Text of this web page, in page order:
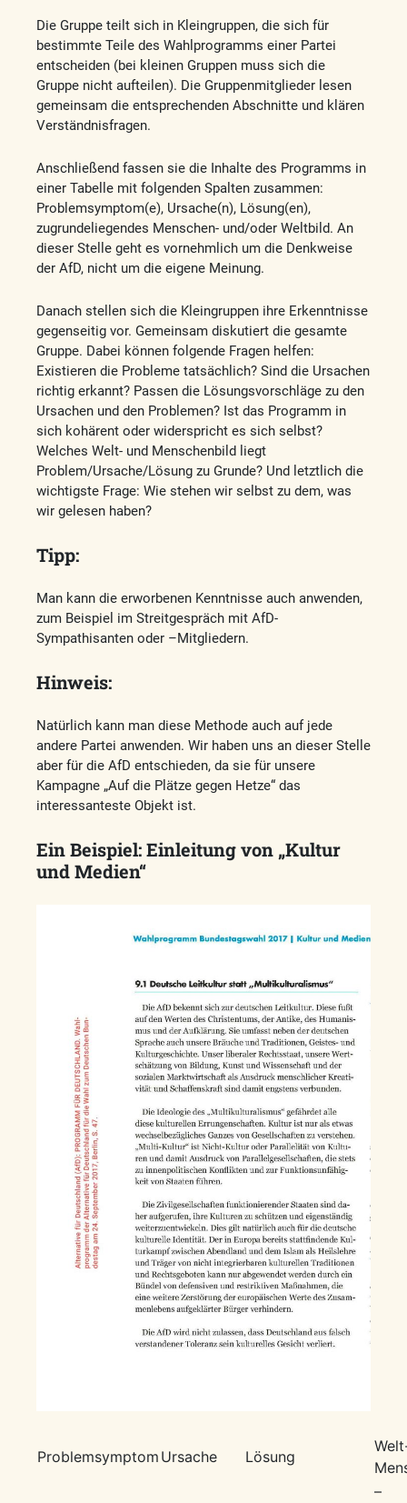
Die Gruppe teilt sich in Kleingruppen, die sich für
bestimmte Teile des Wahlprogramms einer Partei
entscheiden (bei kleinen Gruppen muss sich die
Gruppe nicht aufteilen). Die Gruppenmitglieder lesen
gemeinsam die entsprechenden Abschnitte und klären
Verständnisfragen.
Anschließend fassen sie die Inhalte des Programms in
einer Tabelle mit folgenden Spalten zusammen:
Problemsymptom(e), Ursache(n), Lösung(en),
zugrundeliegendes Menschen- und/oder Weltbild. An
dieser Stelle geht es vornehmlich um die Denkweise
der AfD, nicht um die eigene Meinung.
Danach stellen sich die Kleingruppen ihre Erkenntnisse
gegenseitig vor. Gemeinsam diskutiert die gesamte
Gruppe. Dabei können folgende Fragen helfen:
Existieren die Probleme tatsächlich? Sind die Ursachen
richtig erkannt? Passen die Lösungsvorschläge zu den
Ursachen und den Problemen? Ist das Programm in
sich kohärent oder widerspricht es sich selbst?
Welches Welt- und Menschenbild liegt
Problem/Ursache/Lösung zu Grunde? Und letztlich die
wichtigste Frage: Wie stehen wir selbst zu dem, was
wir gelesen haben?
Tipp:
Man kann die erworbenen Kenntnisse auch anwenden,
zum Beispiel im Streitgespräch mit AfD-
Sympathisanten oder –Mitgliedern.
Hinweis:
Natürlich kann man diese Methode auch auf jede
andere Partei anwenden. Wir haben uns an dieser Stelle
aber für die AfD entschieden, da sie für unsere
Kampagne „Auf die Plätze gegen Hetze“ das
interessanteste Objekt ist.
Ein Beispiel: Einleitung von „Kultur
und Medien“
Problemsymptom Ursache Lösung
–